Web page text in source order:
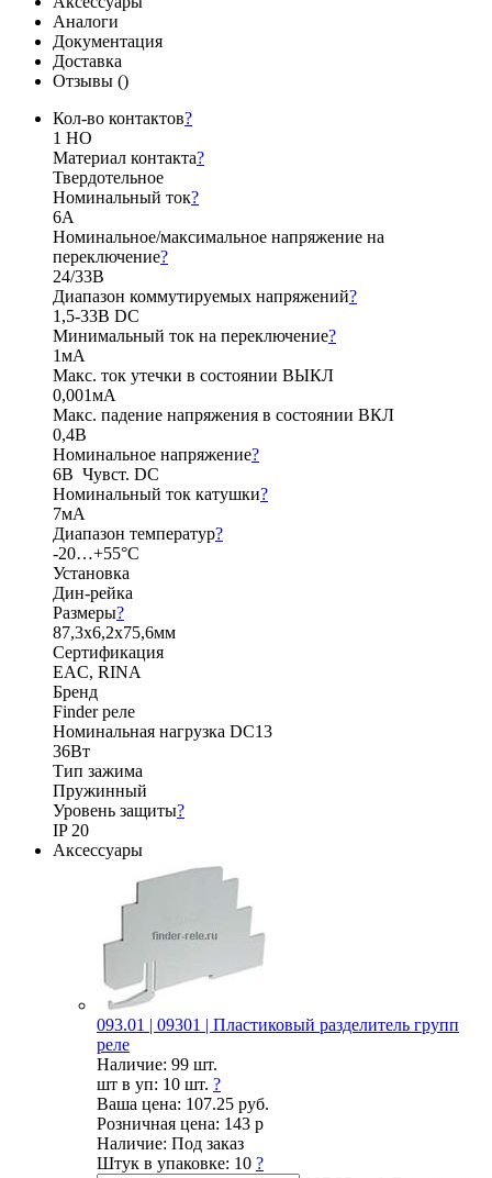
Аналоги
Документация
Доставка
Отзывы ()
Кол-во контактов?
1 НО
Материал контакта?
Твердотельное
Номинальный ток?
6А
Номинальное/максимальное напряжение на
переключение?
24/33В
Диапазон коммутируемых напряжений?
1,5-33В DC
Минимальный ток на переключение?
1мА
Макс. ток утечки в состоянии ВЫКЛ
0,001мА
Макс. падение напряжения в состоянии ВКЛ
0,4В
Номинальное напряжение?
6В Чувст. DC
Номинальный ток катушки?
7мА
Диапазон температур?
-20…+55°C
Установка
Дин-рейка
Размеры?
87,3x6,2x75,6мм
Сертификация
EAC, RINA
Бренд
Finder реле
Номинальная нагрузка DС13
36Вт
Тип зажима
Пружинный
Уровень защиты?
IP 20
Аксессуары
093.01 | 09301 | Пластиковый разделитель групп
реле
Наличие: 99 шт.
шт в уп: 10 шт. ?
Ваша цена: 107.25 руб.
Розничная цена: 143 р
Наличие: Под заказ
Штук в упаковке: 10 ?